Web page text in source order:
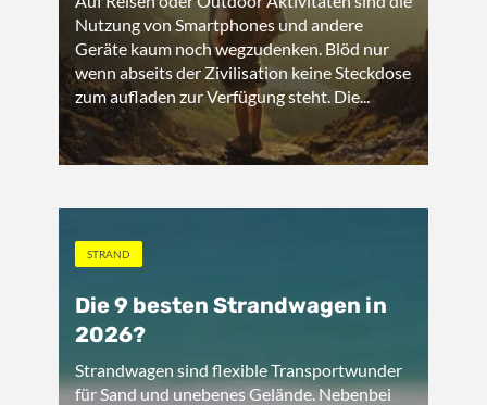
Nutzung von Smartphones und andere
Geräte kaum noch wegzudenken. Blöd nur
wenn abseits der Zivilisation keine Steckdose
zum aufladen zur Verfügung steht. Die...
STRAND
Die 9 besten Strandwagen in
2026?
Strandwagen sind flexible Transportwunder
für Sand und unebenes Gelände. Nebenbei